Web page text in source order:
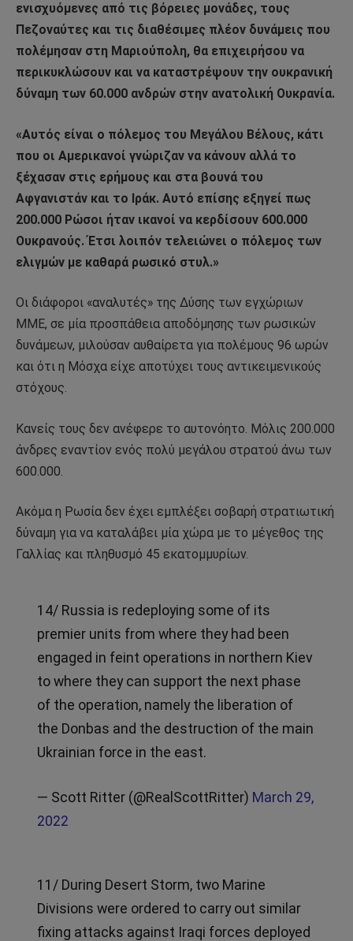
ενισχυόμενες από τις βόρειες μονάδες, τους
Πεζοναύτες και τις διαθέσιμες πλέον δυνάμεις που
πολέμησαν στη Μαριούπολη, θα επιχειρήσου να
περικυκλώσουν και να καταστρέψουν την ουκρανική
δύναμη των 60.000 ανδρών στην ανατολική Ουκρανία.
«Αυτός είναι ο πόλεμος του Μεγάλου Βέλους, κάτι
που οι Αμερικανοί γνώριζαν να κάνουν αλλά το
ξέχασαν στις ερήμους και στα βουνά του
Αφγανιστάν και το Ιράκ. Αυτό επίσης εξηγεί πως
200.000 Ρώσοι ήταν ικανοί να κερδίσουν 600.000
Ουκρανούς. Έτσι λοιπόν τελειώνει ο πόλεμος των
ελιγμών με καθαρά ρωσικό στυλ.»
Οι διάφοροι «αναλυτές» της Δύσης των εγχώριων
ΜΜΕ, σε μία προσπάθεια αποδόμησης των ρωσικών
δυνάμεων, μιλούσαν αυθαίρετα για πολέμους 96 ωρών
και ότι η Μόσχα είχε αποτύχει τους αντικειμενικούς
στόχους.
Κανείς τους δεν ανέφερε το αυτονόητο. Μόλις 200.000
άνδρες εναντίον ενός πολύ μεγάλου στρατού άνω των
600.000.
Ακόμα η Ρωσία δεν έχει εμπλέξει σοβαρή στρατιωτική
δύναμη για να καταλάβει μία χώρα με το μέγεθος της
Γαλλίας και πληθυσμό 45 εκατομμυρίων.
14/ Russia is redeploying some of its
premier units from where they had been
engaged in feint operations in northern Kiev
to where they can support the next phase
of the operation, namely the liberation of
the Donbas and the destruction of the main
Ukrainian force in the east.
— Scott Ritter (@RealScottRitter) March 29,
2022
11/ During Desert Storm, two Marine
Divisions were ordered to carry out similar
fixing attacks against Iraqi forces deployed